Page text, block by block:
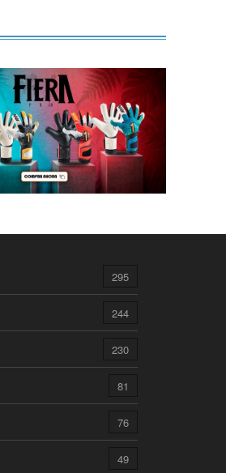
295
244
230
81
76
49